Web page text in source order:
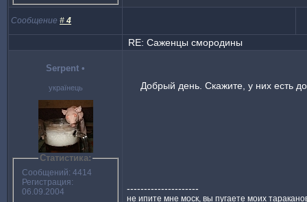
Сообщение # 4
RE: Саженцы смородины
Serpent •
українець
Статистика:
Сообщений: 4414
Регистрация:
06.09.2004
Добрый день. Скажите, у них есть
---------------------
не ипите мне моск, вы пугаете моих